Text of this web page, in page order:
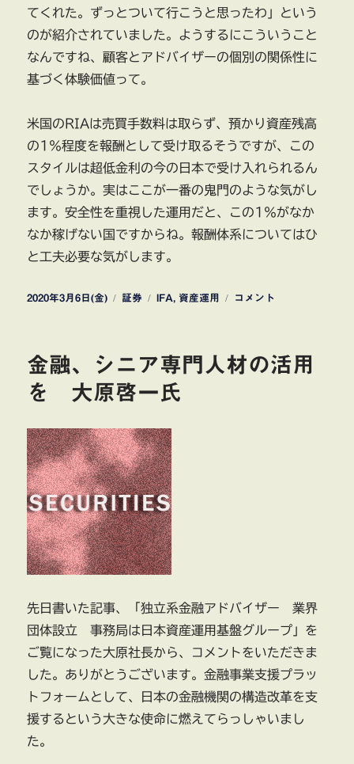
てくれた。ずっとついて行こうと思ったわ」という
のが紹介されていました。ようするにこういうこと
なんですね、顧客とアドバイザーの個別の関係性に
基づく体験価値って。
米国のRIAは売買手数料は取らず、預かり資産残高
の1％程度を報酬として受け取るそうですが、この
スタイルは超低金利の今の日本で受け入れられるん
でしょうか。実はここが一番の鬼門のような気がし
ます。安全性を重視した運用だと、この1％がなか
なか稼げない国ですからね。報酬体系についてはひ
と工夫必要な気がします。
投
2020年3月6日(金)
カ
ー
証券
タIFA, 資産運用
リ
証
こ
ろ
に
コメント
金融、シニア専門人材の活用
を 大原啓一氏
先日書いた記事、「独立系金融アドバイザー 業界
団体設立 事務局は日本資産運用基盤グループ」を
ご覧になった大原社長から、コメントをいただきま
した。ありがとうございます。金融事業支援プラッ
トフォームとして、日本の金融機関の構造改革を支
援するという大きな使命に燃えてらっしゃいまし
た。